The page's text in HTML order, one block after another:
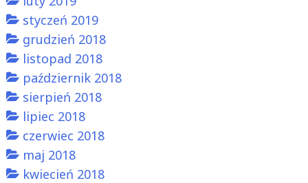
styczeń 2019
grudzień 2018
listopad 2018
październik 2018
sierpień 2018
lipiec 2018
czerwiec 2018
maj 2018
kwiecień 2018